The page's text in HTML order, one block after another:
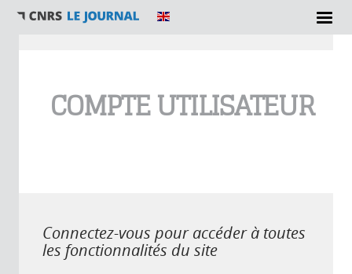
COMPTE UTILISATEUR
Connectez-vous pour accéder à toutes
les fonctionnalités du site